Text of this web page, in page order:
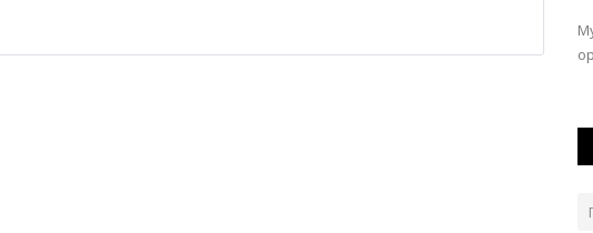
организовало АО «НК «Қазақстан темір...